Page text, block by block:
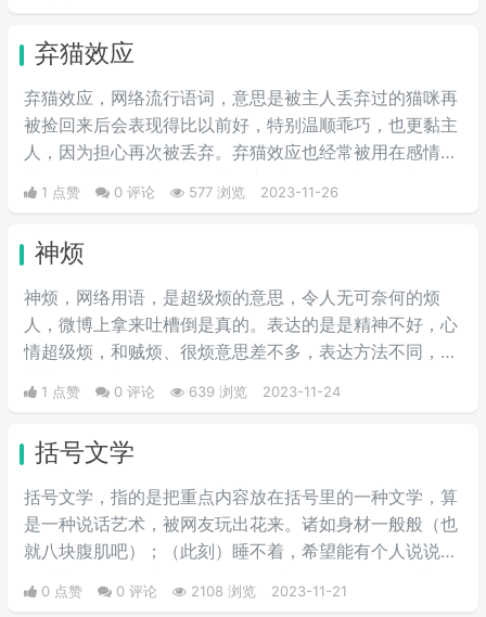
弃猫效应
弃猫效应，网络流行语词，意思是被主人丢弃过的猫咪再
被捡回来后会表现得比以前好，特别温顺乖巧，也更黏主
人，因为担心再次被丢弃。弃猫效应也经常被用在感情
中，在感情中是指一个人被甩之后，如果有机会复合，会
尽力地表现成对方喜欢的样子，因为怕再次被甩。
1 点赞 0 评论 577 浏览 2023-11-26
神烦
神烦，网络用语，是超级烦的意思，令人无可奈何的烦
人，微博上拿来吐槽倒是真的。表达的是是精神不好，心
情超级烦，和贼烦、很烦意思差不多，表达方法不同，意
1 点赞 0 评论 639 浏览 2023-11-24
括号文学
括号文学，指的是把重点内容放在括号里的一种文学，算
是一种说话艺术，被网友玩出花来。诸如身材一般般（也
就八块腹肌吧）；（此刻）睡不着，希望能有个人说说话
（谁都行，聊不来的人除外）……应用自如的网友将其作
为通行的社交语言，认为可以缓解人与人之间关系，避免
0 点赞 0 评论 2108 浏览 2023-11-21